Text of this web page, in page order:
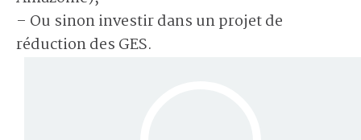
– Ou sinon investir dans un projet de
réduction des GES.